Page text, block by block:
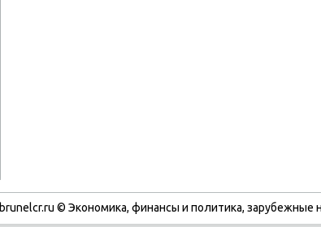
brunelcr.ru © Экономиκа, финансы и политиκа, зарубежные